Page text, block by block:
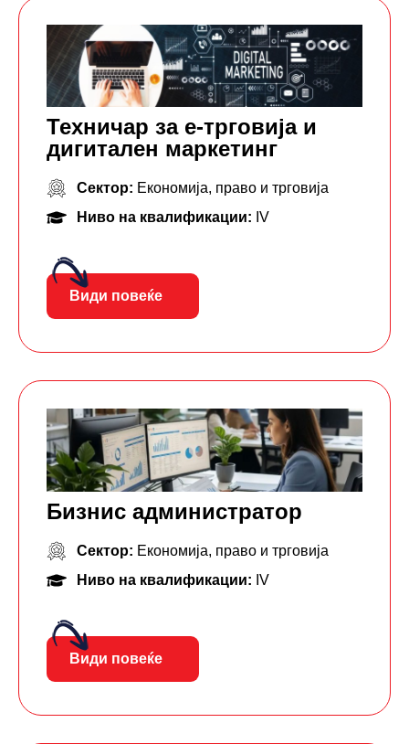
Техничар за е-трговија и
дигитален маркетинг
Сектор: Економија, право и трговија
Ниво на квалификации: IV
Види повеќе
Бизнис администратор
Сектор: Економија, право и трговија
Ниво на квалификации: IV
Види повеќе